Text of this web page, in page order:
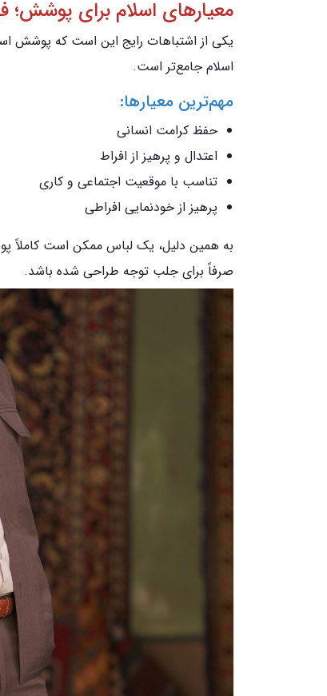
معیارهای اسلام برای پوشش؛
یکی از اشتباهات رایج این است که پوشش
اسلام جامع‌تر است.
مهم‌ترین معیارها:
حفظ کرامت انسانی
اعتدال و پرهیز از افراط
تناسب با موقعیت اجتماعی و کاری
پرهیز از خودنمایی افراطی
به همین دلیل، یک لباس ممکن است کاملاً
صرفاً برای جلب توجه طراحی شده باشد.